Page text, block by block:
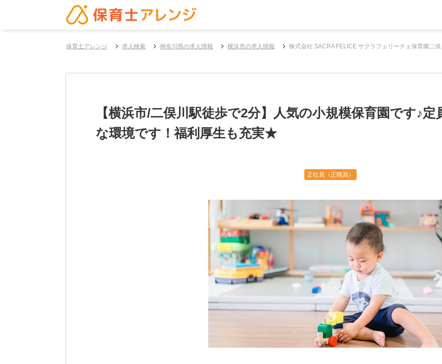
保育士アレンジ 求人検索 神奈川県の求人情報 横浜市の求人情報 株式会社 SACRA FELICE サクラフェリーチェ保育園二
【横浜市/二俣川駅徒歩で2分】人気の小規模保育園です♪
な環境です！福利厚生も充実★
正社員（正職員）